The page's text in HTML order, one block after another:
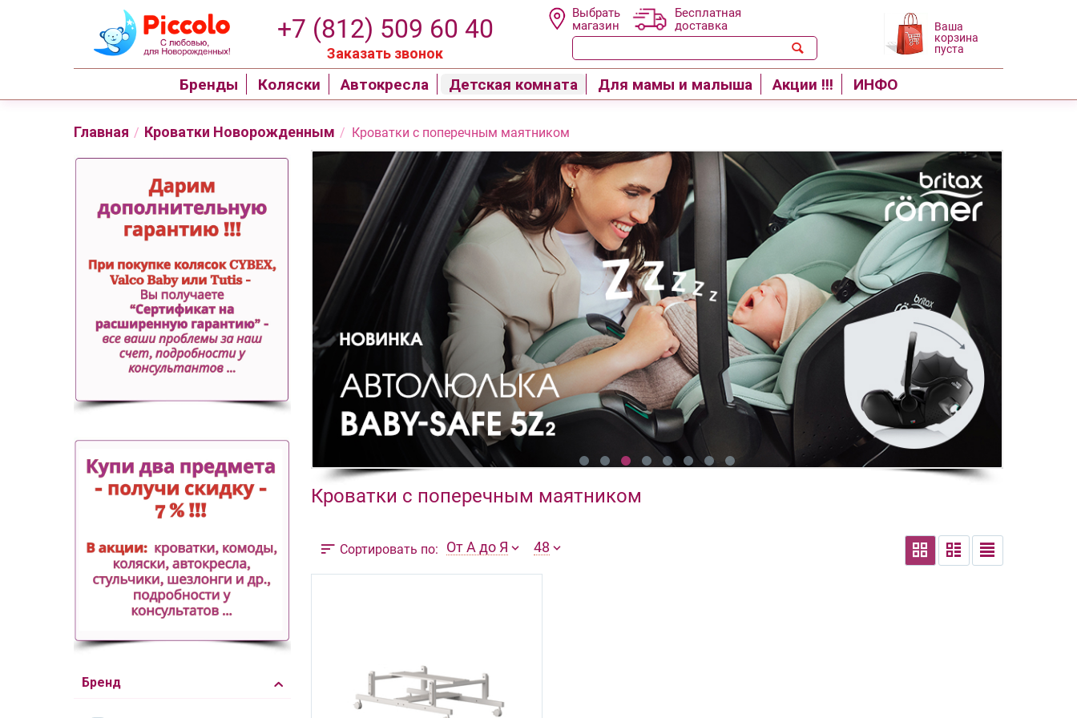
+7 (812) 509 60 40
Заказать звонок
Выбрать
магазин
Бесплатная
доставка
Ваша
корзина
пуста
Бренды Коляски Автокресла Детская комната Для мамы и малыша Акции !!! ИНФО
Главная / Кроватки Новорожденным / Кроватки с поперечным маятником
Бренд
Кроватки с поперечным маятником
Сортировать по: От А до Я 48